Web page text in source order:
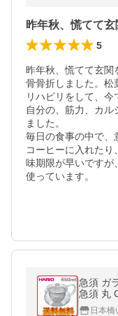
5
昨年秋、慌てて玄関
骨骨折しました。松
リハビリをして、今
自分の、筋力、カ
ました。
毎日の食事の中で、
コーヒーに入れた
味期限が早いですが
使っています。
急須 ガ
急須 丸
お茶 テ
日本橋